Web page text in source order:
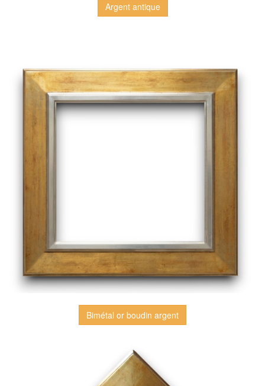
Argent antique
Bimétal or boudin argent